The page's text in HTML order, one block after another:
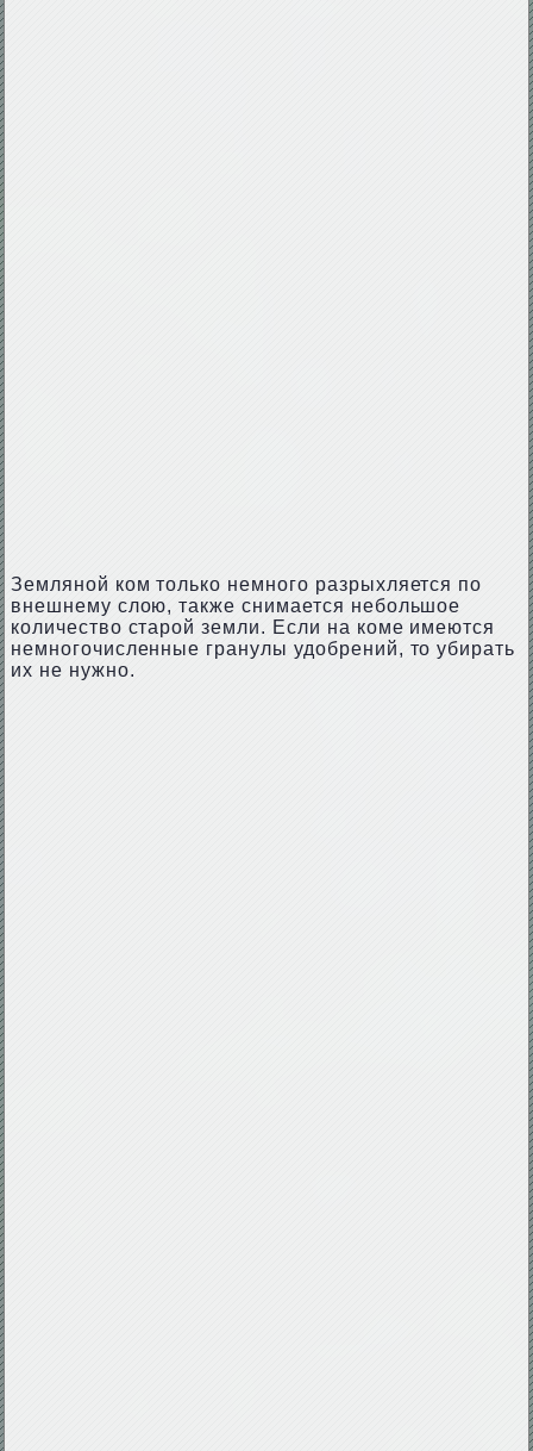
Земляной ком только немного разрыхляется по
внешнему слою, также снимается небольшое
количество старой земли. Если на коме имеются
немногочисленные гранулы удобрений, то убирать
их не нужно.